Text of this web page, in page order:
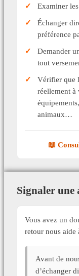
Examiner
Échanger
préférence
Demander
tout
Vérifier que
réellement à
animaux…
📖
Signaler une
Vous avez un
retour nous aide
Avant de
d’échanger